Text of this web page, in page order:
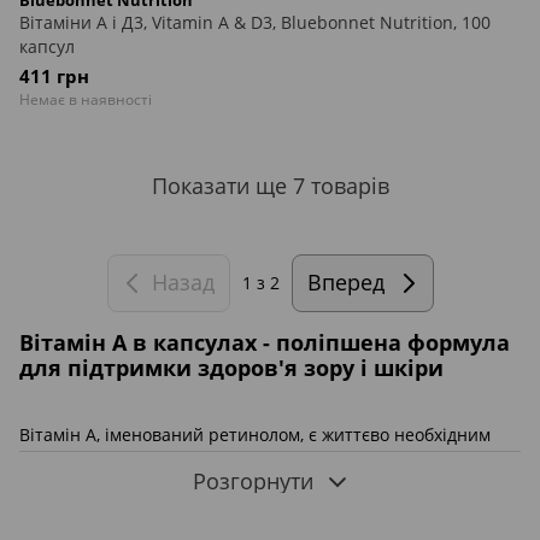
Вітаміни А і Д3, Vitamin A & D3, Bluebonnet Nutrition, 100
капсул
411 грн
Немає в наявності
Показати ще 7 товарів
Назад 1 з 2 Вперед
Вітамін А в капсулах - поліпшена формула
для підтримки здоров'я зору і шкіри
Вітамін А, іменований ретинолом, є життєво необхідним
Завдяки постійному споживання збагачених продуктів
Розгорнути